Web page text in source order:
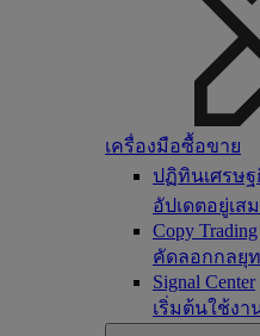
เครื่องมือซื้อขาย
ปฏิทินเศรษฐ
อัปเดตอยู่เส
Copy Trading
คัดลอกกลยุ
Signal Center
เริ่มต้นใช้ง